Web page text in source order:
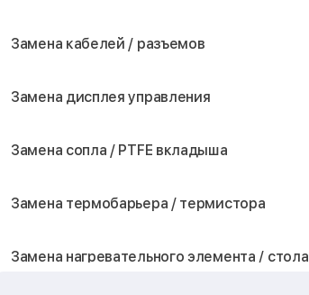
Замена кабелей / разъемов
Замена дисплея управления
Замена сопла / PTFE вкладыша
Замена термобарьера / термистора
Замена нагревательного элемента / стола